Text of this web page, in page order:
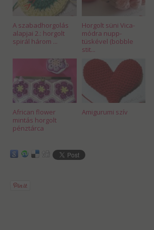
A szabadhorgolás
alapjai 2.: horgolt
spirál három ...
Horgolt süni Vica-
módra nupp-
tüskével (bobble
stit...
African flower
mintás horgolt
pénztárca
Amigurumi szív